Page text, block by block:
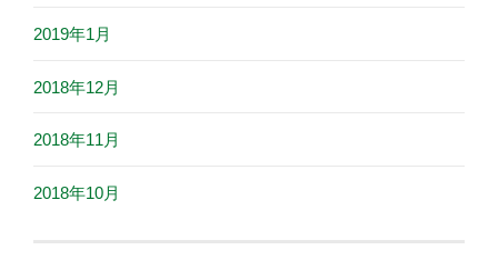
2019年1月
2018年12月
2018年11月
2018年10月